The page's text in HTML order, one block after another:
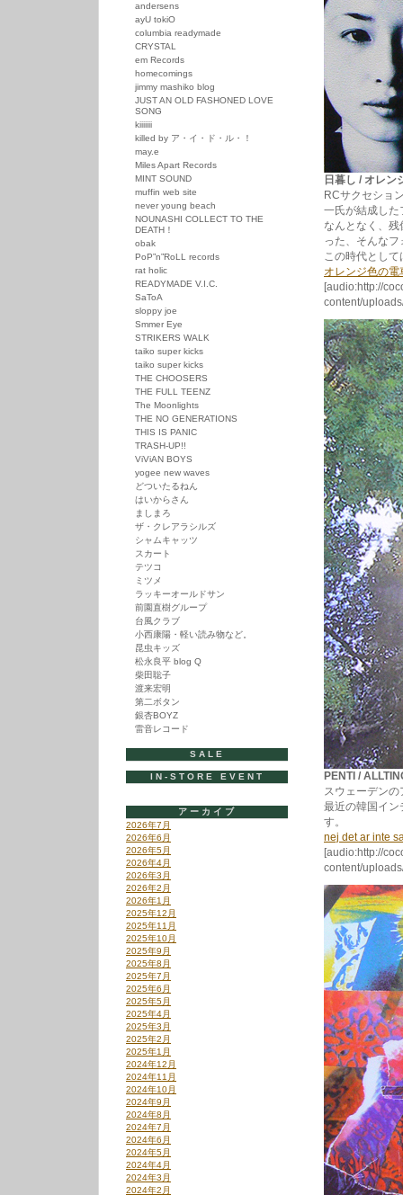
日暮し / オレ
RCサクセショ
一氏が結成した
なんとなく、
った、そんな
この時代とし
オレンジ色の電
[audio:http://
content/
PENTI /
スウェーデンの
最近の韓国イン
す。
nej det ar inte
[audio:http://
content/
andersens
ayU tokiO
columbia readymade
CRYSTAL
em Records
homecomings
jimmy mashiko blog
JUST AN OLD FASHONED LOVE
SONG
kiiiiiii
killed by ア・イ・ド・ル・！
may.e
Miles Apart Records
MINT SOUND
muffin web site
never young beach
NOUNASHI COLLECT TO THE
DEATH！
obak
PoP”n”RoLL records
rat holic
READYMADE V.I.C.
SaToA
sloppy joe
Smmer Eye
STRIKERS WALK
taiko super kicks
taiko super kicks
THE CHOOSERS
THE FULL TEENZ
The Moonlights
THE NO GENERATIONS
THIS IS PANIC
TRASH-UP!!
ViViAN BOYS
yogee new waves
どついたるねん
はいからさん
ましまろ
ザ・クレアラシルズ
シャムキャッツ
スカート
テツコ
ミツメ
ラッキーオールドサン
前園直樹グループ
台風クラブ
小西康陽・軽い読み物など。
昆虫キッズ
松永良平 blog Q
柴田聡子
渡来宏明
第二ボタン
銀杏BOYZ
雷音レコード
SALE
IN-STORE EVENT
アーカイブ
2026年7月
2026年6月
2026年5月
2026年4月
2026年3月
2026年2月
2026年1月
2025年12月
2025年11月
2025年10月
2025年9月
2025年8月
2025年7月
2025年6月
2025年5月
2025年4月
2025年3月
2025年2月
2025年1月
2024年12月
2024年11月
2024年10月
2024年9月
2024年8月
2024年7月
2024年6月
2024年5月
2024年4月
2024年3月
2024年2月